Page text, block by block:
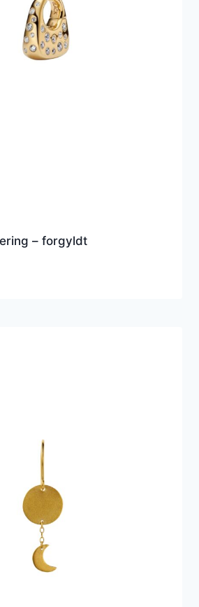
– forgyldt